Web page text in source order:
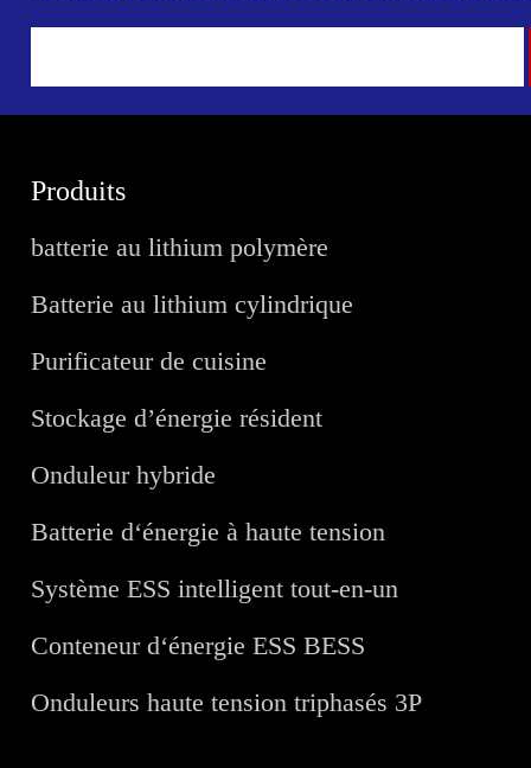
Produits
batterie au lithium polymère
Batterie au lithium cylindrique
Purificateur de cuisine
Stockage d’énergie résident
Onduleur hybride
Batterie d‘énergie à haute tension
Système ESS intelligent tout-en-un
Conteneur d‘énergie ESS BESS
Onduleurs haute tension triphasés 3P